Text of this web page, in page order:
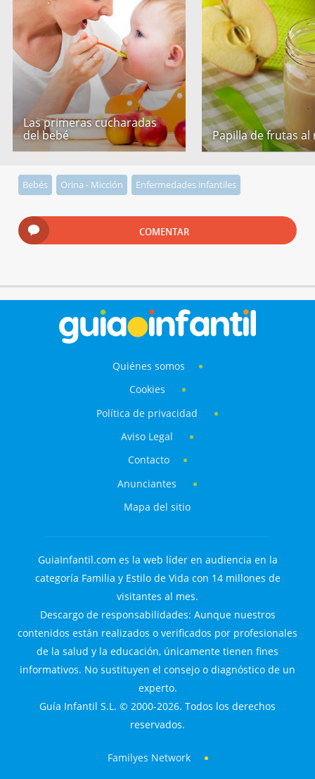
Las primeras cucharadas
del bebé
Papilla de frutas al
Bebés Orina - Micción Enfermedades infantiles
COMENTAR
Quiénes somos
Cookies
Política de privacidad
Aviso Legal
Contacto
Anunciantes
Mapa del sitio
GuiaInfantil.com es la web líder en audiencia en la
categoría Familia y Estilo de Vida con 14 millones de
visitantes al mes.
Descargo de responsabilidades: Aunque nuestros
contenidos están realizados o verificados por profesionales
de la salud y la educación, únicamente tienen fines
informativos. No sustituyen el consejo o diagnóstico de un
experto.
Guía Infantil S.L. © 2000-2026. Todos los derechos
reservados.
Familyes Network